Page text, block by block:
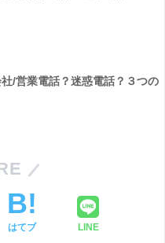
/営業電話？迷惑電話？３つの
はてブ LINE